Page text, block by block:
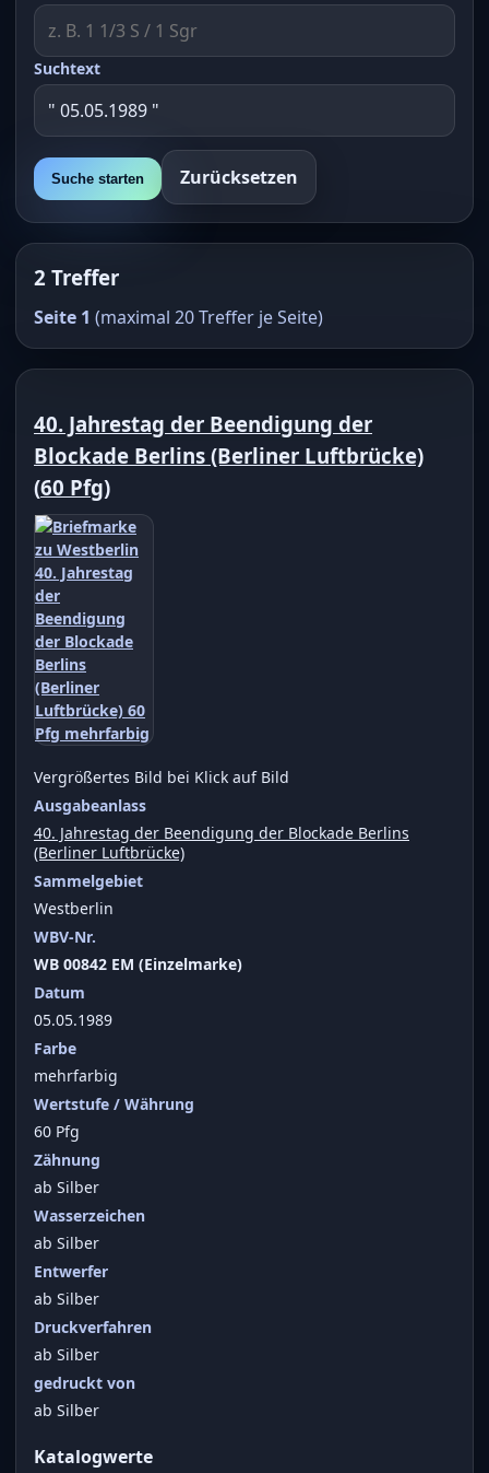
Suchtext
Suche starten Zurücksetzen
2 Treffer
Seite 1 (maximal 20 Treffer je Seite)
40. Jahrestag der Beendigung der
Blockade Berlins (Berliner Luftbrücke)
(60 Pfg)
Vergrößertes Bild bei Klick auf Bild
Ausgabeanlass
40. Jahrestag der Beendigung der Blockade Berlins
(Berliner Luftbrücke)
Sammelgebiet
Westberlin
WBV-Nr.
WB 00842 EM (Einzelmarke)
Datum
05.05.1989
Farbe
mehrfarbig
Wertstufe / Währung
60 Pfg
Zähnung
ab Silber
Wasserzeichen
ab Silber
Entwerfer
ab Silber
Druckverfahren
ab Silber
gedruckt von
ab Silber
Katalogwerte